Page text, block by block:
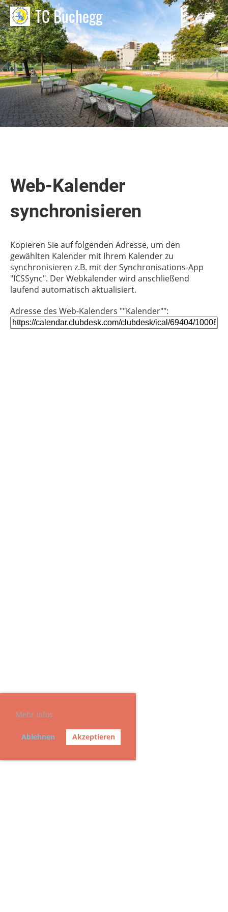
Mehr Infos
Ablehnen Akzeptieren
TC Buchegg
Web-Kalender
synchronisieren
Kopieren Sie auf folgenden Adresse, um den
gewählten Kalender mit Ihrem Kalender zu
synchronisieren z.B. mit der Synchronisations-App
"ICSSync". Der Webkalender wird anschließend
laufend automatisch aktualisiert.
Adresse des Web-Kalenders ""Kalender"":